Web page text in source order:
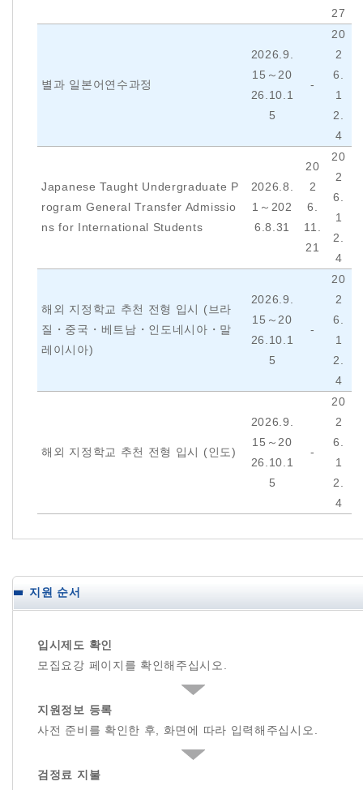
27
별과 일본어연수과정
2026.9.
15～20
26.10.1
5
-
20
2
6.
1
2.
4
Japanese Taught Undergraduate P
rogram General Transfer Admissio
ns for International Students
2026.8.
1～202
6.8.31
20
2
6.
11.
21
20
2
6.
1
2.
4
해외 지정학교 추천 전형 입시 (브라
질・중국・베트남・인도네시아・말
레이시아)
2026.9.
15～20
26.10.1
5
-
20
2
6.
1
2.
4
해외 지정학교 추천 전형 입시 (인도)
2026.9.
15～20
26.10.1
5
-
20
2
6.
1
2.
4
지원 순서
입시제도 확인
모집요강 페이지를 확인해주십시오.
지원정보 등록
사전 준비를 확인한 후, 화면에 따라 입력해주십시오.
검정료 지불